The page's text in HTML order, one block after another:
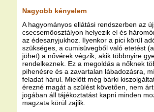
Nagyobb kényelem
A hagyományos ellátási rendszerben az
csecsemőosztályon helyezik el és
az édesanyjukhoz. Ilyenkor a pici körül
szükséges, a cumisüvegből való etetést
jöhet) a nővérek végzik, akik többnyire
rendelkeznek. Ez a megoldás a nőknek
pihenésre és a zavartalan lábadozásra,
feladat hárul. Mielőtt még bárki
érezné magát a szülést követően, nem
jogában áll tájékoztatást kapni minden
magzata körül zajlik.